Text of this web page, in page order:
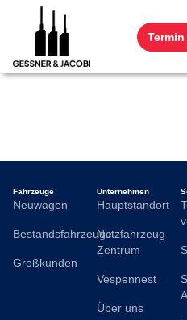
Fahrzeuge
Neuwagen
Bestandsfahrzeuge
Großkunden
Unternehmen
Hauptstandort
Nutzfahrzeug
Zentrum
Vespennest
Über uns